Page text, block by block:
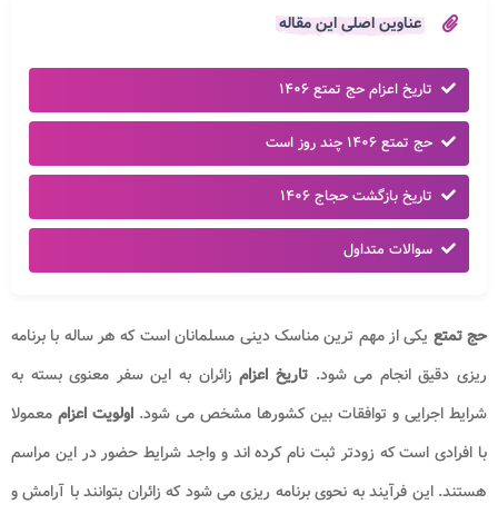
عناوین اصلی این مقاله
تاریخ اعزام حج تمتع ۱۴۰۶
حج تمتع ۱۴۰۶ چند روز است
تاریخ بازگشت حجاج ۱۴۰۶
سوالات متداول
حج تمتع یکی از مهم ترین مناسک دینی مسلمانان است که هر ساله با برنامه
ریزی دقیق انجام می شود.تاریخ اعزامزائران به این سفر معنوی بسته به
شرایط اجرایی و توافقات بین کشورها مشخص می شود. اولویت اعزام معمولا
با افرادی است که زودتر ثبت نام کرده اند و واجد شرایط حضور در این مراسم
هستند. این فرآیند به نحوی برنامه ریزی می شود که زائران بتوانند با آرامش و